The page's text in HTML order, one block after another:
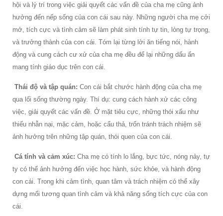
hội và lý trí trong việc giải quyết các vấn đề của cha mẹ cũng ảnh
hưởng đến nếp sống của con cái sau này. Những người cha mẹ cởi
mở, tích cực và tình cảm sẽ làm phát sinh tính tự tin, lòng tự trọng,
và trưởng thành của con cái. Tóm lại từng lời ăn tiếng nói, hành
động và cung cách cư xử của cha mẹ đều để lại những dấu ấn
mang tính giáo dục trên con cái.
Thái độ và tập quán: Con cái bắt chước hành động của cha mẹ
qua lối sống thường ngày. Thí dụ: cung cách hành xử các công
việc, giải quyết các vấn đề. Ở mặt tiêu cực, những thói xấu như
thiếu nhẫn nại, mặc cảm, hoặc cẩu thả, trốn tránh trách nhiệm sẽ
ảnh hưởng trên những tập quán, thói quen của con cái.
Cá tính và cảm xúc: Cha mẹ có tính lo lắng, bực tức, nóng nảy, tự
ty có thể ảnh hưởng đến việc học hành, sức khỏe, và hành động
con cái. Trong khi cảm tình, quan tâm và trách nhiệm có thể xây
dựng mối tương quan tình cảm và khả năng sống tích cực của con
cái.